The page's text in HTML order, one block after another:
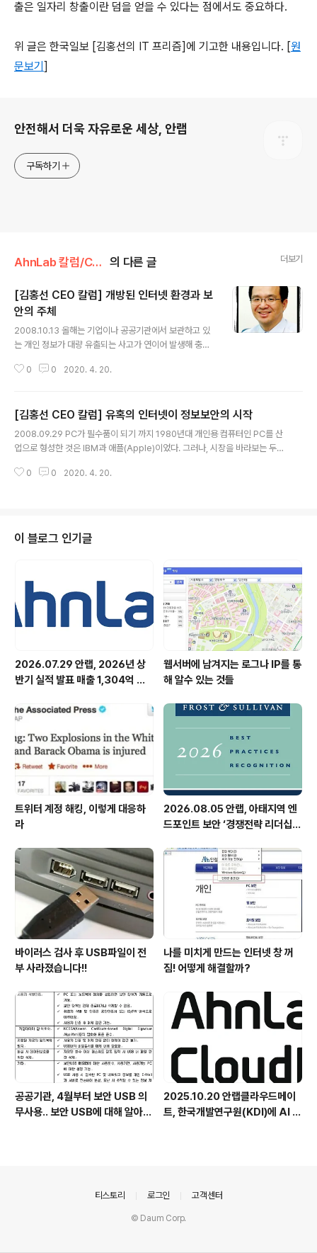
출은 일자리 창출이란 덤을 얻을 수 있다는 점에서도 중요하다.
위 글은 한국일보 [김홍선의 IT 프리즘]에 기고한 내용입니다. [원
문보기]
안전해서 더욱 자유로운 세상, 안랩
구독하기
AhnLab 칼럼/CEO 칼럼 의 다른 글 더보기
[김홍선 CEO 칼럼] 개방된 인터넷 환경과 보
안의 주체
2008.10.13 올해는 기업이나 공공기관에서 보관하고 있
는 개인 정보가 대량 유출되는 사고가 연이어 발생해 충격
업체, 그리고 공공기관에 이르기까지 많게는 천만 명 이상
게 계산이 되지 않을 정도로 크다. 일례로 9.11 테러를 보
자. 미국은 9.11테러 사태로 200~300조원의 경제적 손
실을 입었다. 하지만 9.11테러를 일으키기 위해 들인 액수
사고는 더 말할 나위가 없다. 사실 보안 이슈는 인터넷 때문
0 0 2020. 4. 20.
[김홍선 CEO 칼럼] 유혹의 인터넷이 정보보안의 시작
2008.09.29 PC가 필수품이 되기 까지 1980년대 개인용 컴퓨터인 PC를 산
업으로 형성한 것은 IBM과 애플(Apple)이었다. 그러나, 시장을 바라보는 두
해 온 IBM은 개인용 컴퓨터 시장을 하나의 옵션 정도로 생각했다. 기업에서 사
트웨어나 하드웨어를 관리하는 오픈 플랫폼을 지향했고, 제품 제작도 누구든지
호환기종을 제작할 수 있도록 허락했다. IBM이 컴퓨터에 관한 기술에 가장 앞
0 0 2020. 4. 20.
이 블로그 인기글
2026.07.29 안랩, 2026년 상
반기 실적 발표 매출 1,304억 원,
웹서버에 남겨지는 로그나 IP를 통
해 알수 있는 것들
트위터 계정 해킹, 이렇게 대응하
라
2026.08.05 안랩, 아태지역 엔
드포인트 보안 ‘경쟁전략 리더십’
바이러스 검사 후 USB파일이 전
부 사라졌습니다!!
나를 미치게 만드는 인터넷 창 꺼
짐! 어떻게 해결할까?
공공기관, 4월부터 보안 USB 의
무사용.. 보안 USB에 대해 알아봅
2025.10.20 안랩클라우드메이
트, 한국개발연구원(KDI)에 AI 어
티스토리 로그인 고객센터
© Daum Corp.